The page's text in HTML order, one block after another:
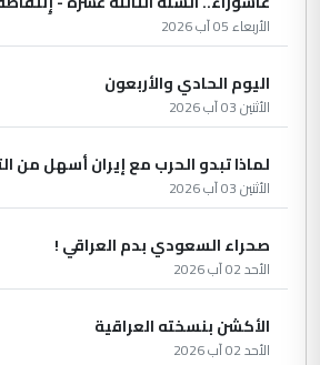
الأربعاء 05 آب 2026
اليوم الحادي والأربعون
الأثنين 03 آب 2026
لماذا تبدو الحرب مع إيران أسهل من
الأثنين 03 آب 2026
صحراء السعودي بدم العراقي !
الأحد 02 آب 2026
الأكشن بنسخته العراقية
الأحد 02 آب 2026